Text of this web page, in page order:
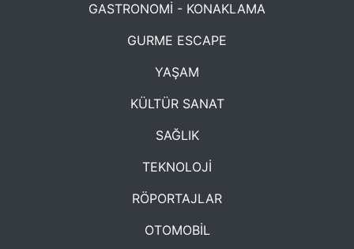
GASTRONOMİ - KONAKLAMA
GURME ESCAPE
YAŞAM
KÜLTÜR SANAT
SAĞLIK
TEKNOLOJİ
RÖPORTAJLAR
OTOMOBİL